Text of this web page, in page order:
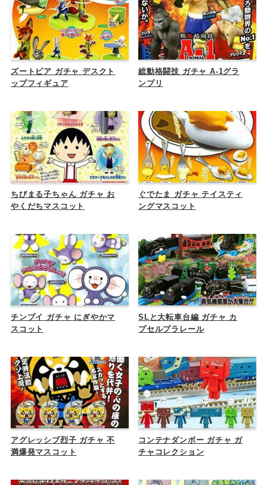
ズートピア ガチャ デスクト
ップフィギュア
総動格闘技 ガチャ A-1グラ
ンプリ
ちびまる子ちゃん ガチャ お
やくだちマスコット
ぐでたま ガチャ テイスティ
ングマスコット
チンプイ ガチャ にぎやかマ
スコット
SLと大転車台編 ガチャ カ
プセルプラレール
アグレッシブ烈子 ガチャ 不
満爆発マスコット
コンテナダンボー ガチャ ガ
チャコレクション